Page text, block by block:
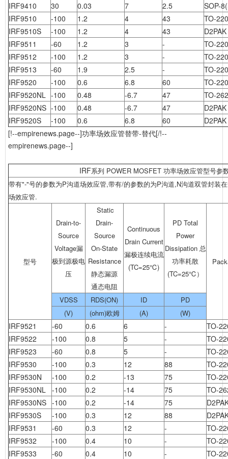
IRF9410
30 0.03 7 2.5
SOP-
IRF9510
-100 1.2 4 43
TO-
IRF9510S
-100 1.2 4 43
D2PAK
IRF9511
-60 1.2 3 -
TO-
IRF9512
-100 1.2 3 -
TO-
IRF9513
-60 1.9 2.5 -
TO-
IRF9520
-100 0.6 6.8 60
TO-
IRF9520NL -100 0.48 -6.7 47
TO-262
IRF9520NS -100 0.48 -6.7 47
D2PAK
IRF9520S
-100 0.6 6.8 60
D2PAK
[!--empirenews.page--]功率场效应管替带-替代[/!--
empirenews.page--]
IRF系列 POWER MOSFET 功率场效应管型号参
带有"-"号的参数为P沟道场效应管,带有/的参数的为P沟道,N沟道双管封装
场效应管.
型号
Drain-to-
Source
Voltage漏
极到源极电
压
Static
Drain-
Source
On-State
Resistance
静态漏源
通态电阻
Continuous
Drain Current
漏极连续电流
(TC=25℃)
PD Total
Power
Dissipation 总
功率耗散
(TC=25℃）
VDSS RDS(ON) ID
PD
(V)
(ohm)欧姆 (A) (W)
IRF9521 -60 0.6 6 -
TO-
IRF9522
-100 0.8 5 -
TO-
IRF9523
-60 0.8 5 -
TO-
IRF9530
-100 0.3 12 88
TO-
IRF9530N
-100 0.2 -13 75
TO-
IRF9530NL -100 0.2 -14 75
TO-
IRF9530NS -100 0.2 -14 75
IRF9530S
-100 0.3 12 88
IRF9531
-60 0.3 12 -
TO-
IRF9532
-100 0.4 10 -
TO-
IRF9533
-60 0.4 10 -
TO-